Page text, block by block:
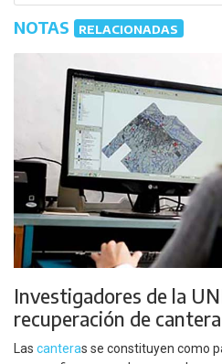
NOTAS RELACIONADAS
Investigadores de la
recuperación de
Las canteras se constituyen como